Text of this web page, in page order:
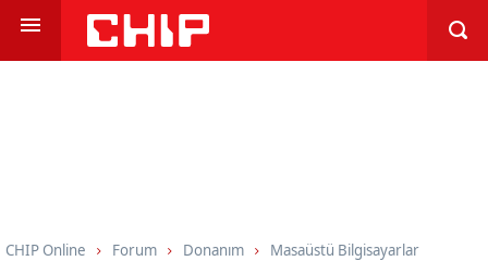
CHIP Online Forum Donanım Masaüstü Bilgisayarlar